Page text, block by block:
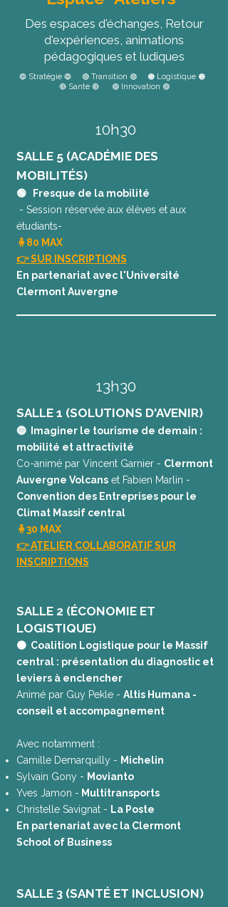
Des espaces d'échanges, Retour
d'expériences, animations
pédagogiques et ludiques
🔵 Stratégie🔵 🟢 Transition 🟢 🟠 Logistique🟠
🔴 Santé🔴 🟣 Innovation 🟣
10h30
SALLE 5 (ACADÉMIE DES
MOBILITÉS)
🟢 Fresque de la mobilité
- Session réservée aux élèves et aux
étudiants-
🧍80 MAX
👉 SUR INSCRIPTIONS
En partenariat avec l'Université
Clermont Auvergne
13h30
SALLE 1 (SOLUTIONS D'AVENIR)
🔵 Imaginer le tourisme de demain :
mobilité et attractivité
Co-animé par Vincent Garnier - Clermont
Auvergne Volcanset Fabien Marlin -
Convention des Entreprises pour le
Climat Massif central
🧍30 MAX
👉 ATELIER COLLABORATIF SUR
INSCRIPTIONS
SALLE 2 (ÉCONOMIE ET
LOGISTIQUE)
🟠 Coalition Logistique pour le Massif
central : présentation du diagnostic et
leviers à enclencher
Animé par Guy Pekle - Altis Humana -
conseil et accompagnement
Avec notamment :
Camille Demarquilly - Michelin
Sylvain Gony - Movianto
Yves Jamon - Multitransports
Christelle Savignat - La Poste
En partenariat avec la Clermont
School of Business
SALLE 3 (SANTÉ ET INCLUSION)